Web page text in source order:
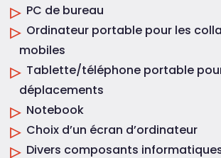
PC de bureau
Ordinateur portable pour les
mobiles
Tablette/téléphone portable
déplacements
Notebook
Choix d’un écran d’ordinateur
Divers composants